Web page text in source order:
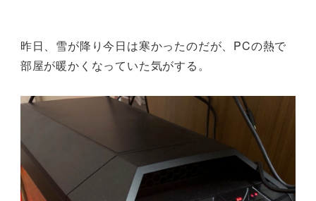
昨日、雪が降り今日は寒かったのだが、PCの熱で
部屋が暖かくなっていた気がする。